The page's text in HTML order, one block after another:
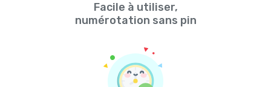
Facile à utiliser,
numérotation sans pin